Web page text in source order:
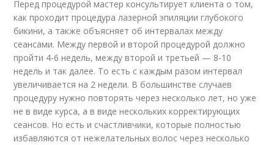
Перед процедурой мастер консультирует клиента о том,
как проходит процедура лазерной эпиляции глубокого
бикини, а также объясняет об интервалах между
сеансами. Между первой и второй процедурой должно
пройти 4-6 недель, между второй и третьей — 8-10
недель и так далее. То есть с каждым разом интервал
увеличивается на 2 недели. В большинстве случаев
процедуру нужно повторять через несколько лет, но уже
не в виде курса, а в виде нескольких корректирующих
сеансов. Но есть и счастливчики, которые полностью
избавляются от нежелательных волос через несколько